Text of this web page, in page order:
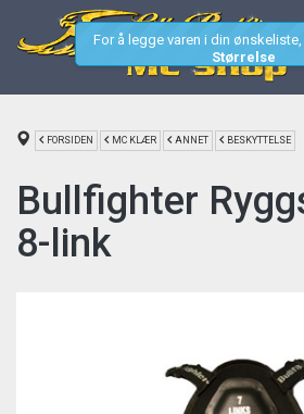
FORSIDEN MC KLÆR ANNET BESKYTTELSE
Bullfighter
8-link
For å legge varen i din
Størrelse